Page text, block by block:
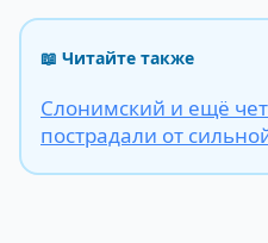
📖 Читайте также
Слонимский и ещё
пострадали от